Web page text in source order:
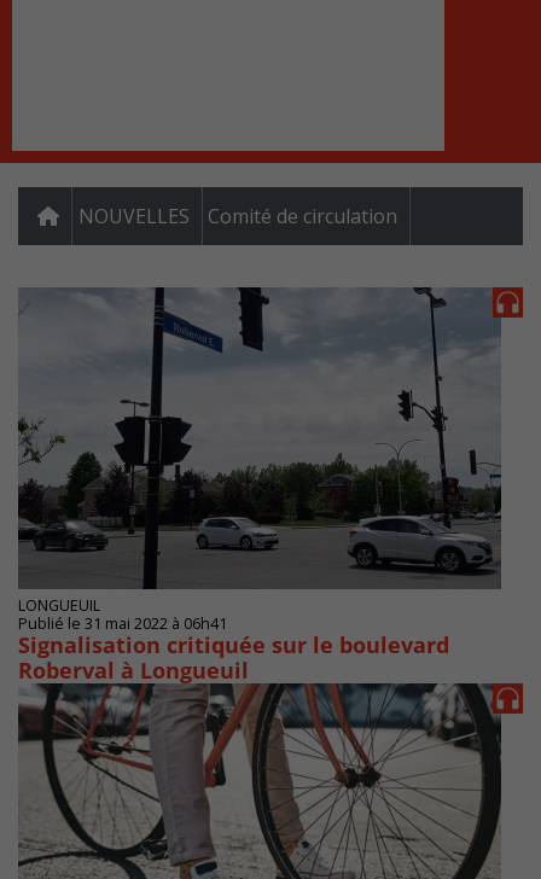
NOUVELLES Comité de circulation
LONGUEUIL
Publié le 31 mai 2022 à 06h41
Signalisation critiquée sur le boulevard
Roberval à Longueuil